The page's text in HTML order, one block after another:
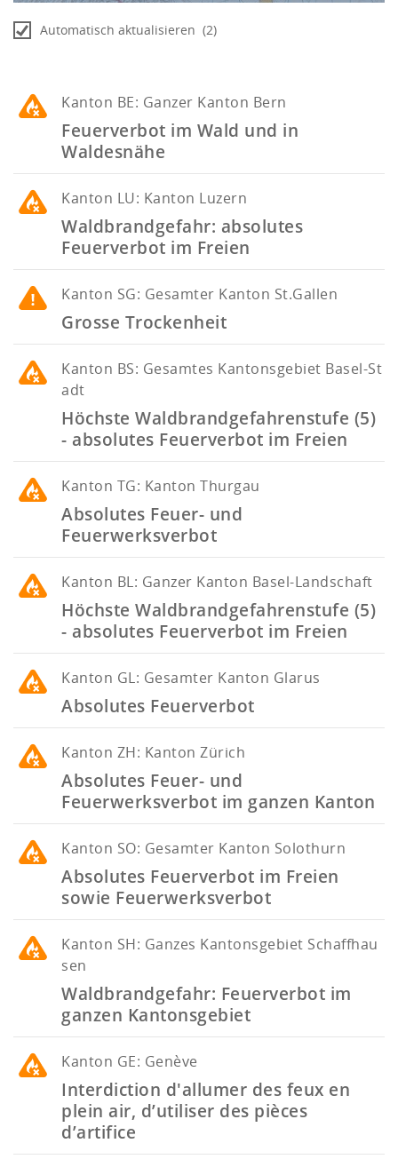
Automatisch aktualisieren (2)
Kanton BE: Ganzer Kanton Bern
Feuerverbot im Wald und in
Waldesnähe
Kanton LU: Kanton Luzern
Waldbrandgefahr: absolutes
Feuerverbot im Freien
Kanton SG: Gesamter Kanton St.Gallen
Grosse Trockenheit
Kanton BS: Gesamtes Kantonsgebiet Basel-St
adt
Höchste Waldbrandgefahrenstufe (5)
- absolutes Feuerverbot im Freien
Kanton TG: Kanton Thurgau
Absolutes Feuer- und
Feuerwerksverbot
Kanton BL: Ganzer Kanton Basel-Landschaft
Höchste Waldbrandgefahrenstufe (5)
- absolutes Feuerverbot im Freien
Kanton GL: Gesamter Kanton Glarus
Absolutes Feuerverbot
Kanton ZH: Kanton Zürich
Absolutes Feuer- und
Feuerwerksverbot im ganzen Kanton
Kanton SO: Gesamter Kanton Solothurn
Absolutes Feuerverbot im Freien
sowie Feuerwerksverbot
Kanton SH: Ganzes Kantonsgebiet Schaffhau
sen
Waldbrandgefahr: Feuerverbot im
ganzen Kantonsgebiet
Kanton GE: Genève
Interdiction d'allumer des feux en
plein air, d’utiliser des pièces
d’artifice